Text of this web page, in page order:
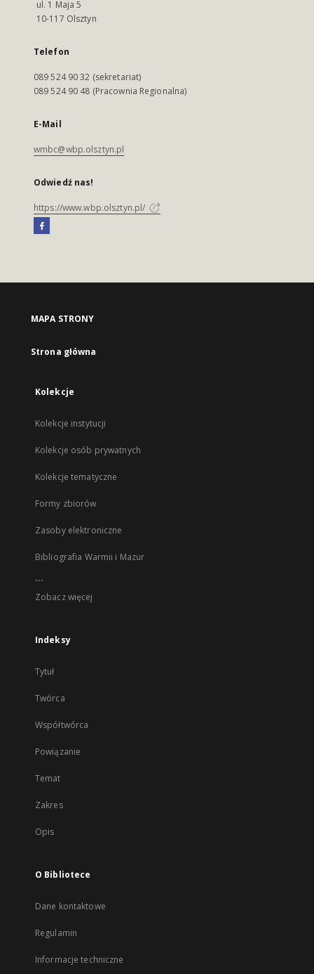
ul. 1 Maja 5
10-117 Olsztyn
Telefon
089 524 90 32 (sekretariat)
089 524 90 48 (Pracownia Regionalna)
E-Mail
wmbc@wbp.olsztyn.pl
Odwiedź nas!
https://www.wbp.olsztyn.pl/
MAPA STRONY
Strona główna
Kolekcje
Kolekcje instytucji
Kolekcje osób prywatnych
Kolekcje tematyczne
Formy zbiorów
Zasoby elektroniczne
Bibliografia Warmii i Mazur
...
Zobacz więcej
Indeksy
Tytuł
Twórca
Współtwórca
Powiązanie
Temat
Zakres
Opis
O Bibliotece
Dane kontaktowe
Regulamin
Informacje techniczne